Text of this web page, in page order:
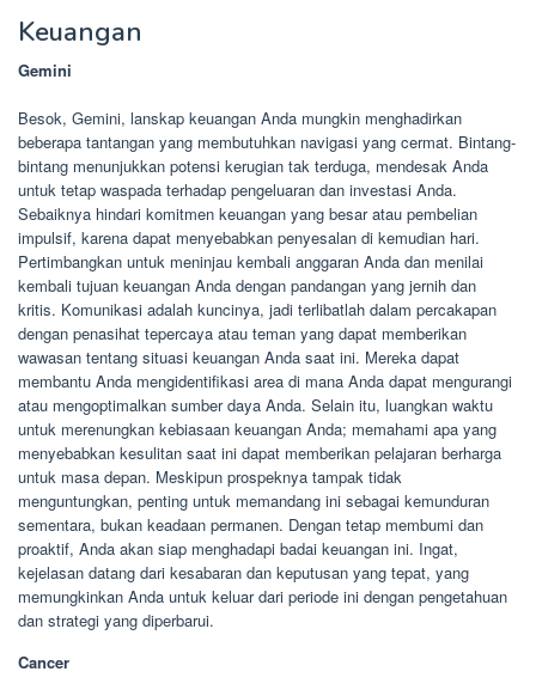
Keuangan
Gemini
Besok, Gemini, lanskap keuangan Anda mungkin menghadirkan
beberapa tantangan yang membutuhkan navigasi yang cermat. Bintang-
bintang menunjukkan potensi kerugian tak terduga, mendesak Anda
untuk tetap waspada terhadap pengeluaran dan investasi Anda.
Sebaiknya hindari komitmen keuangan yang besar atau pembelian
impulsif, karena dapat menyebabkan penyesalan di kemudian hari.
Pertimbangkan untuk meninjau kembali anggaran Anda dan menilai
kembali tujuan keuangan Anda dengan pandangan yang jernih dan
kritis. Komunikasi adalah kuncinya, jadi terlibatlah dalam percakapan
dengan penasihat tepercaya atau teman yang dapat memberikan
wawasan tentang situasi keuangan Anda saat ini. Mereka dapat
membantu Anda mengidentifikasi area di mana Anda dapat mengurangi
atau mengoptimalkan sumber daya Anda. Selain itu, luangkan waktu
untuk merenungkan kebiasaan keuangan Anda; memahami apa yang
menyebabkan kesulitan saat ini dapat memberikan pelajaran berharga
untuk masa depan. Meskipun prospeknya tampak tidak
menguntungkan, penting untuk memandang ini sebagai kemunduran
sementara, bukan keadaan permanen. Dengan tetap membumi dan
proaktif, Anda akan siap menghadapi badai keuangan ini. Ingat,
kejelasan datang dari kesabaran dan keputusan yang tepat, yang
memungkinkan Anda untuk keluar dari periode ini dengan pengetahuan
dan strategi yang diperbarui.
Cancer